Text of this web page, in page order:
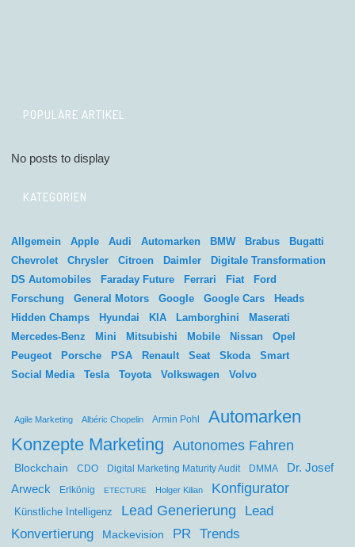
POPULÄRE ARTIKEL
No posts to display
KATEGORIEN
Allgemein Apple Audi Automarken BMW Brabus
Bugatti
Chevrolet
Chrysler Citroen Daimler
Digitale Transformation
DS Automobiles
Faraday Future Ferrari Fiat
Ford
Forschung
General Motors Google Google Cars
Heads
Hidden Champs
Hyundai KIA Lamborghini
Maserati
Mercedes-Benz
Mini Mitsubishi Mobile Nissan
Opel
Peugeot
Porsche PSA Renault Seat Skoda
Smart
Social Media
Tesla Toyota Volkswagen Volvo
Agile Marketing Albéric Chopelin Armin Pohl
Automarken
Konzepte Marketing Autonomes Fahren
Blockchain CDO Digital Marketing Maturity Audit DMMA
Dr. Josef
Arweck
Erlkönig ETECTURE Holger Kilian Konfigurator
Künstliche Intelligenz Lead Generierung
Lead
Konvertierung
Mackevision PR Trends